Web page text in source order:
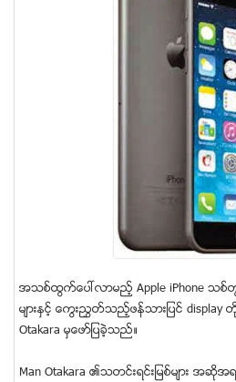
အသစ္ထြက္ေပၚလာမည့္ Apple iPhone သစ္တ
မ်ားႏွင့္ ေကြးညႊတ္သည့္ဖန္သားျပင္ display တို
Otakara မွေဖာ္ျပခဲ့သည္။
Man Otakara ၏သတင္းရင္းျမစ္မ်ား အဆို